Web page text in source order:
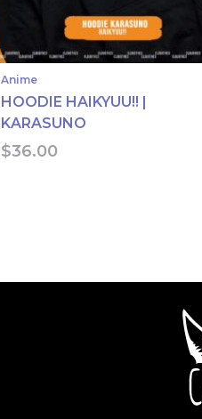
Anime
HOODIE HAIKYUU!! |
KARASUNO
$36.00